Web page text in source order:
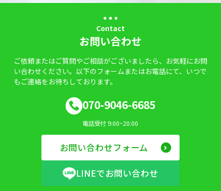
Contact
お問い合わせ
ご依頼またはご質問やご相談がございましたら、お気軽にお問
い合わせください。以下のフォームまたはお電話にて、いつで
もご連絡をお待ちしております。
070-9046-6685
電話受付 9:00~20:00
お問い合わせフォーム
LINEでお問い合わせ